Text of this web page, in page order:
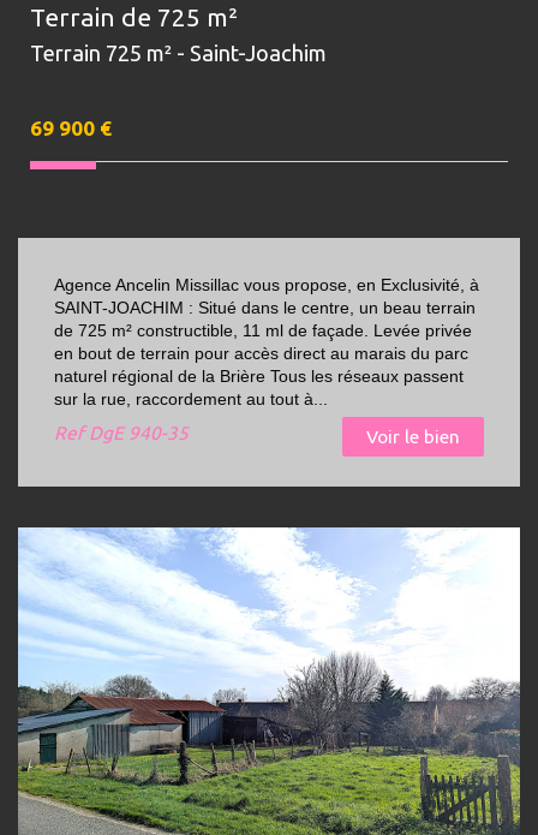
Terrain de 725 m²
Terrain 725 m² - Saint-Joachim
69 900 €
Agence Ancelin Missillac vous propose, en Exclusivité, à
SAINT-JOACHIM : Situé dans le centre, un beau terrain
de 725 m² constructible, 11 ml de façade. Levée privée
en bout de terrain pour accès direct au marais du parc
naturel régional de la Brière Tous les réseaux passent
sur la rue, raccordement au tout à...
RefDgE 940-35 Voir le bien